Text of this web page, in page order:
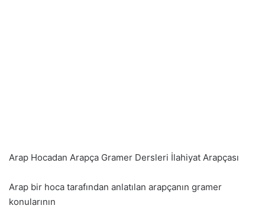
Arap Hocadan Arapça Gramer Dersleri İlahiyat Arapçası
Arap bir hoca tarafından anlatılan arapçanın gramer
konularının